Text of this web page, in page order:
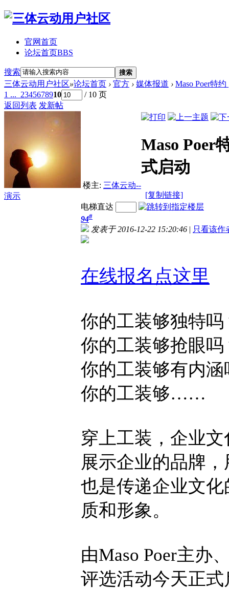
官网首页
论坛首页BBS
搜索 搜索
三体云动用户社区»论坛首页 › 官方 › 媒体报道 › Maso Poer特
1 ... 2345678910
/ 10 页
返回列表 发新帖
楼主: 三体云动--
演示
Maso Poer
式启动
[复制链接]
电梯直达
94#
发表于 2016-12-22 15:20:46 | 只看该作
在线报名点这里
你的工装够独特吗
你的工装够抢眼吗
你的工装够有内涵
你的工装够……
穿上工装，企业
展示企业的品牌
也是传递企业文
质和形象。
由Maso Poer主办
评选活动今天正式